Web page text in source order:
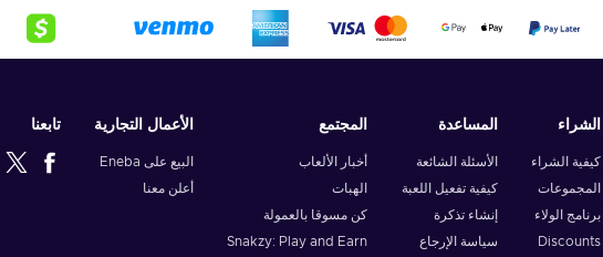
الشراء
كيفية الشراء
المجموعات
برنامج الولاء
Discounts
المساعدة
الأسئلة الشائعة
كيفية تفعيل اللعبة
إنشاء تذكرة
سياسة الإرجاع
المجتمع
أخبار الألعاب
الهبات
كن مسوقا بالعمولة
Snakzy: Play and Earn
الأعمال التجارية
البيع على Eneba
أعلن معنا
تابعنا